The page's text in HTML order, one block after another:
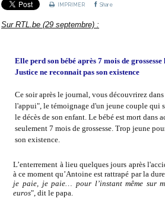
IMPRIMER Share
Sur RTL.be (29 septembre) :
Elle perd son bébé après 7 mois de
Justice ne reconnait pas son existence
Ce soir après le journal, vous découvrirez
l'appui", le témoignage d'un jeune couple qui
le décès de son enfant. Le bébé est mort dans
seulement 7 mois de grossesse. Trop jeune
son existence.
L’enterrement à lieu quelques jours après
à ce moment qu’Antoine est rattrapé par la
je paie, je paie… pour l’instant même sur
euros", dit le papa.